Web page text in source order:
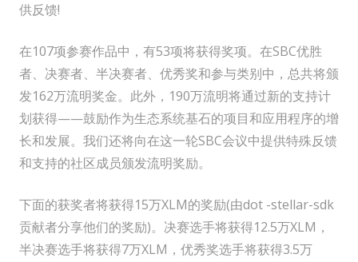
供反馈!
在107项参赛作品中，有53项将获得奖项。在SBC优胜
者、决赛者、半决赛者、优秀奖和参与类别中，总共将颁
发162万流明奖金。此外，190万流明将通过新的支持计
划获得——鼓励作为生态系统基石的项目和应用程序的增
长和发展。我们还将向在这一轮SBC会议中提供特殊反馈
和支持的社区成员颁发流明奖励。
下面的获奖者将获得15万XLM的奖励(由dot -stellar-sdk
贡献者分享他们的奖励)。决赛选手将获得12.5万XLM，
半决赛选手将获得7万XLM，优秀奖选手将获得3.5万